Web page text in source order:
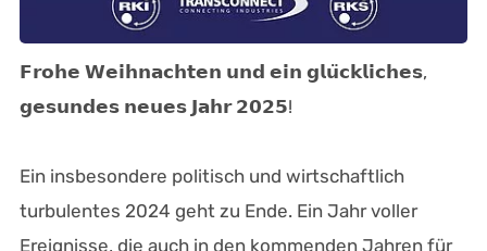
𝗙𝗿𝗼𝗵𝗲 𝗪𝗲𝗶𝗵𝗻𝗮𝗰𝗵𝘁𝗲𝗻 𝘂𝗻𝗱 𝗲𝗶𝗻 𝗴𝗹𝘂̈𝗰𝗸𝗹𝗶𝗰𝗵𝗲𝘀,
𝗴𝗲𝘀𝘂𝗻𝗱𝗲𝘀 𝗻𝗲𝘂𝗲𝘀 𝗝𝗮𝗵𝗿 𝟮𝟬𝟮𝟱!
Ein insbesondere politisch und wirtschaftlich
turbulentes 2024 geht zu Ende. Ein Jahr voller
Ereignisse, die auch in den kommenden Jahren für